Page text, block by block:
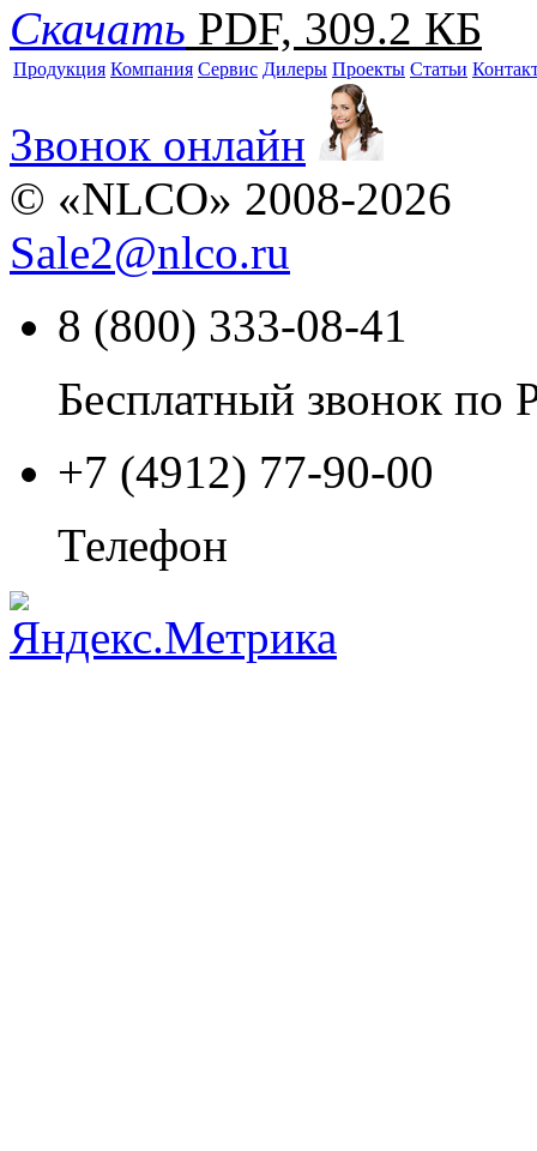
Скачать PDF, 309.2 КБ
Продукция Компания Сервис Дилеры Проекты Статьи
Звонок онлайн
© «NLCO» 2008-2026
Sale2@nlco.ru
8 (800) 333-08-41
Бесплатный звонок по
+7 (4912) 77-90-00
Телефон